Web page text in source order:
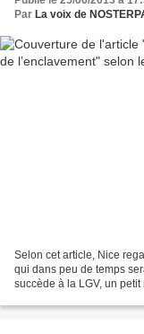
Par La voix de
Selon cet article, Nice
qui dans peu de temps
succède à la LGV, un